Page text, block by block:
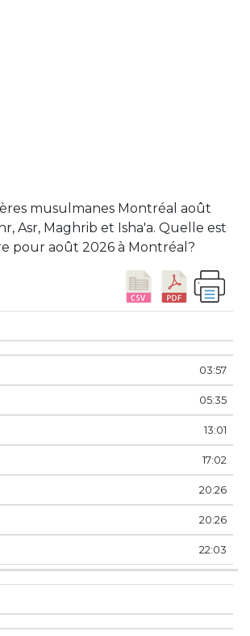
musulmanes Montréal août
Asr, Maghrib et Isha'a. Quelle est
pour août 2026 à Montréal?
03:57
05:35
13:01
17:02
20:26
20:26
22:03